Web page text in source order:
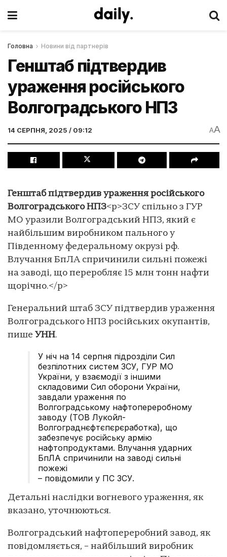
Головна Новини від партнерів
Генштаб підтвердив
ураження російського
Волгоградського НПЗ
14 СЕРПНЯ, 2025 / 09:12 AA
Генштаб підтвердив ураження російського
Волгоградського НПЗ<p>ЗСУ спільно з ГУР
МО уразили Волгоградський НПЗ, який є
найбільшим виробником пального у
Південному федеральному окрузі рф.
Влучання БпЛА спричинили сильні пожежі
на заводі, що переробляє 15 млн тонн нафти
щорічно.</p>
Генеральний штаб ЗСУ підтвердив ураження
Волгоградського НПЗ російських окупантів,
пише УНН.
У ніч на 14 серпня підрозділи Сил
безпілотних систем ЗСУ, ГУР МО
України, у взаємодії з іншими
складовими Сил оборони України,
завдали ураження по
Волгоградському нафтопереробному
заводу (ТОВ Лукойл-
Волгограднєфтєпєрєработка), що
забезпечує російську армію
нафтопродуктами. Влучання ударних
БпЛА спричинили на заводі сильні
пожежі
– повідомили у ПС ЗСУ.
Детальні наслідки вогневого ураження, як
вказано, уточнюються.
Волгоградський нафтопереробний завод, як
повідомляється, – найбільший виробник